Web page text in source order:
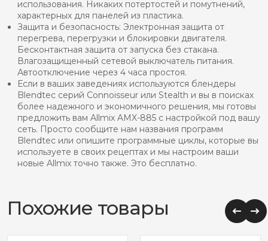
использования. Никаких потертостей и помутнений,
характерных для панелей из пластика.
Защита и безопасность: Электронная защита от
перегрева, перегрузки и блокировки двигателя.
Бесконтактная защита от запуска без стакана.
Влагозащищенный сетевой выключатель питания.
Автоотключение через 4 часа простоя.
Если в ваших заведениях используются блендеры
Blendtec серий Connoisseur или Stealth и вы в поисках
более надежного и экономичного решения, мы готовы
предложить вам Allmix AMX-885 с настройкой под вашу
сеть. Просто сообщите нам названия программ
Blendtec или опишите программные циклы, которые вы
используете в своих рецептах и мы настроим ваши
новые Allmix точно также. Это бесплатно.
Похожие товары